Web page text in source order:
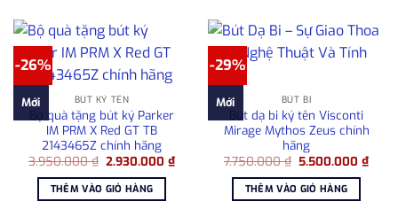
-26%
Mới BÚT KÝ TÊN
Bộ quà tặng bút ký Parker
IM PRM X Red GT TB
2143465Z chính hãng
3.950.000₫ Giá
là:
3.950.000 ₫.
2.930.000₫Giá
THÊM VÀO GIỎ HÀNG
-29%
Mới BÚT BI
Bút dạ bi ký tên Visconti
Mirage Mythos Zeus chính
hãng
7.750.000₫ Giá
là:
7.750.000 ₫.
5.500.000₫Giá
THÊM VÀO GIỎ HÀNG